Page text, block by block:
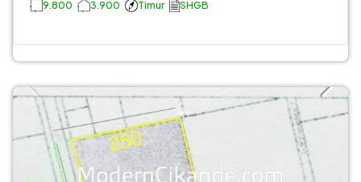
9.800 3.900 Timur SHGB